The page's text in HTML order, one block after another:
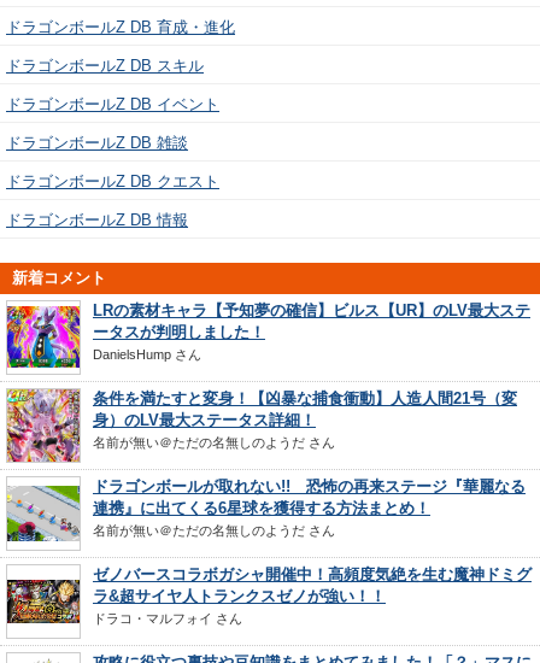
ドラゴンボールZ DB 育成・進化
ドラゴンボールZ DB スキル
ドラゴンボールZ DB イベント
ドラゴンボールZ DB 雑談
ドラゴンボールZ DB クエスト
ドラゴンボールZ DB 情報
新着コメント
LRの素材キャラ【予知夢の確信】ビルス【UR】のLV最大ステ
ータスが判明しました！
DanielsHump さん
条件を満たすと変身！【凶暴な捕食衝動】人造人間21号（変
身）のLV最大ステータス詳細！
名前が無い＠ただの名無しのようだ さん
ドラゴンボールが取れない!! 恐怖の再来ステージ『華麗なる
連携』に出てくる6星球を獲得する方法まとめ！
名前が無い＠ただの名無しのようだ さん
ゼノバースコラボガシャ開催中！高頻度気絶を生む魔神ドミグ
ラ&超サイヤ人トランクスゼノが強い！！
ドラコ・マルフォイ さん